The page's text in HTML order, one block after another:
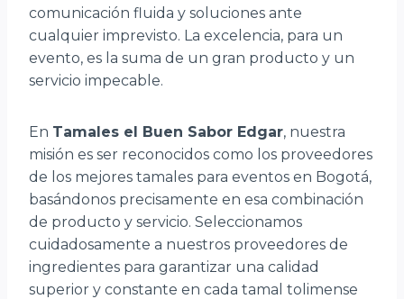
comunicación fluida y soluciones ante
cualquier imprevisto. La excelencia, para un
evento, es la suma de un gran producto y un
servicio impecable.
En Tamales el Buen Sabor Edgar, nuestra
misión es ser reconocidos como los proveedores
de los mejores tamales para eventos en Bogotá,
basándonos precisamente en esa combinación
de producto y servicio. Seleccionamos
cuidadosamente a nuestros proveedores de
ingredientes para garantizar una calidad
superior y constante en cada tamal tolimense